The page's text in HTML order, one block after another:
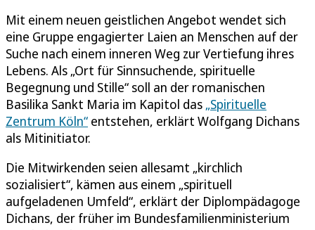
Mit einem neuen geistlichen Angebot wendet sich
eine Gruppe engagierter Laien an Menschen auf der
Suche nach einem inneren Weg zur Vertiefung ihres
Lebens. Als „Ort für Sinnsuchende, spirituelle
Begegnung und Stille“ soll an der romanischen
Basilika Sankt Maria im Kapitol das „Spirituelle
Zentrum Köln“ entstehen, erklärt Wolfgang Dichans
als Mitinitiator.
Die Mitwirkenden seien allesamt „kirchlich
sozialisiert“, kämen aus einem „spirituell
aufgeladenen Umfeld“, erklärt der Diplompädagoge
Dichans, der früher im Bundesfamilienministerium